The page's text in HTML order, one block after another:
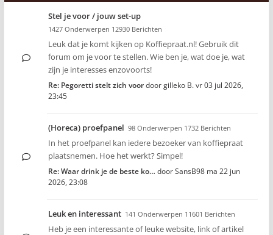
Stel je voor / jouw set-up
1427 Onderwerpen 12930 Berichten
Leuk dat je komt kijken op Koffiepraat.nl! Gebruik dit
forum om je voor te stellen. Wie ben je, wat doe je, wat
zijn je interesses enzovoorts!
Re: Pegoretti stelt zich voordoorgilleko B.vr 03 jul 2026,
23:45
(Horeca) proefpanel 98 Onderwerpen 1732 Berichten
In het proefpanel kan iedere bezoeker van koffiepraat
plaatsnemen. Hoe het werkt? Simpel!
Re: Waar drink je de beste ko… doorSansB98 ma 22 jun
2026, 23:08
Leuk en interessant 141 Onderwerpen 11601 Berichten
Heb je een interessante of leuke website, link of artikel